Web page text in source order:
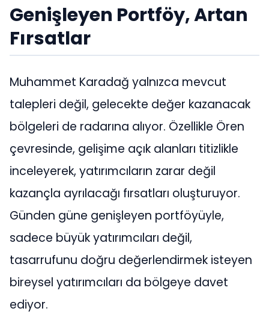
Genişleyen Portföy, Artan
Fırsatlar
Muhammet Karadağ yalnızca mevcut
talepleri değil, gelecekte değer kazanacak
bölgeleri de radarına alıyor. Özellikle Ören
çevresinde, gelişime açık alanları titizlikle
inceleyerek, yatırımcıların zarar değil
kazançla ayrılacağı fırsatları oluşturuyor.
Günden güne genişleyen portföyüyle,
sadece büyük yatırımcıları değil,
tasarrufunu doğru değerlendirmek isteyen
bireysel yatırımcıları da bölgeye davet
ediyor.